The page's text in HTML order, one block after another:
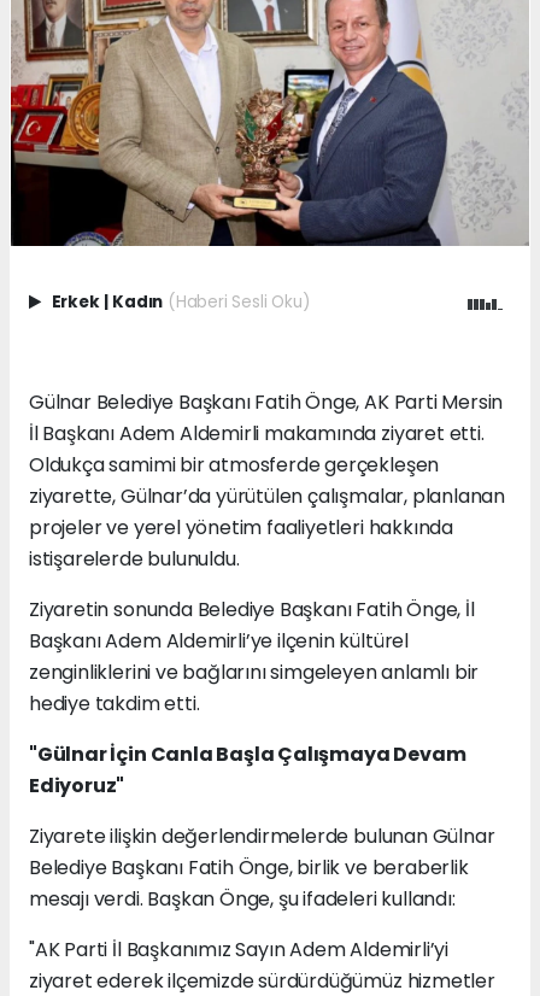
Erkek | Kadın (Haberi Sesli Oku)
Gülnar Belediye Başkanı Fatih Önge, AK Parti Mersin
İl Başkanı Adem Aldemirli makamında ziyaret etti.
Oldukça samimi bir atmosferde gerçekleşen
ziyarette, Gülnar’da yürütülen çalışmalar, planlanan
projeler ve yerel yönetim faaliyetleri hakkında
istişarelerde bulunuldu.
Ziyaretin sonunda Belediye Başkanı Fatih Önge, İl
Başkanı Adem Aldemirli’ye ilçenin kültürel
zenginliklerini ve bağlarını simgeleyen anlamlı bir
hediye takdim etti.
"Gülnar İçin Canla Başla Çalışmaya Devam
Ediyoruz"
Ziyarete ilişkin değerlendirmelerde bulunan Gülnar
Belediye Başkanı Fatih Önge, birlik ve beraberlik
mesajı verdi. Başkan Önge, şu ifadeleri kullandı:
"AK Parti İl Başkanımız Sayın Adem Aldemirli’yi
ziyaret ederek ilçemizde sürdürdüğümüz hizmetler